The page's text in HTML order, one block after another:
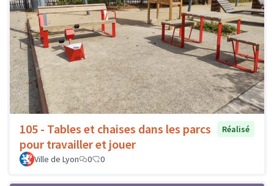
105 - Tables et chaises dans les parcs
pour travailler et jouer
Réalisé
Ville de Lyon 0 0